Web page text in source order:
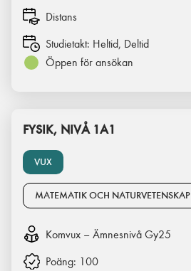
Distans
Studietakt: Heltid, Deltid
Öppen för ansökan
VUX
FYSIK, NIVÅ 1A1
MATEMATIK OCH NATURVETENSKAP
Komvux – Ämnesnivå Gy25
Poäng: 100